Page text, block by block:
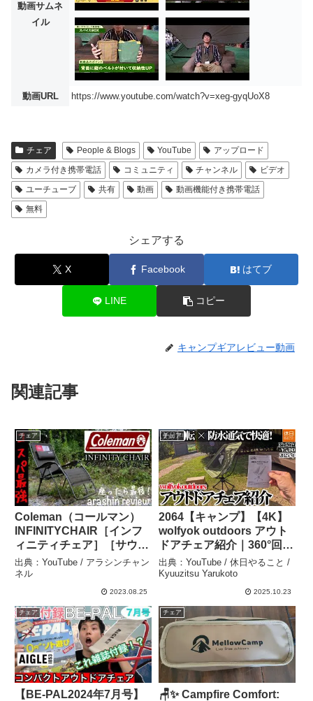
動画サムネ
イル
動画URL https://www.youtube.com/watch?v=xeg-gyqUoX8
チェア People & Blogs YouTube
アップロード
カメラ付き携帯電話
コミュニティ チャンネル
ビデオ
ユーチューブ
共有 動画
動画機能付き携帯電話
無料
シェアする
X Facebook はてブ
LINE コピー
キャンプギアレビュー動画
関連記事
チェア
Coleman（コールマン）
INFINITYCHAIR［インフ
ィニティチェア］［サウナ
整い］超〜お勧め［アウト
ドアチェア］一度座った
ら…立ち上がれない椅子
アラシンチャンネル
出典：YouTube / アラシンチャン
ネル
2023.08.25
チェア
2064【キャンプ】【4K】
wolfyok outdoors アウト
ドアチェア紹介｜360°回転
×防水通気で快適！レビュ
ー – 休日やること /
Kyuuzitsu Yarukoto
出典：YouTube / 休日やること /
Kyuuzitsu Yarukoto
2025.10.23
チェア
【BE-PAL2024年7月号】
チェア
🪑✨ Campfire Comfort: